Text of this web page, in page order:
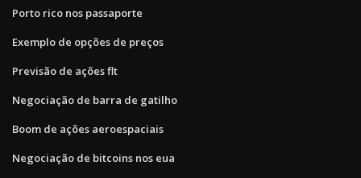
Porto rico nos passaporte
Exemplo de opções de preços
Previsão de ações flt
Negociação de barra de gatilho
Boom de ações aeroespaciais
Negociação de bitcoins nos eua